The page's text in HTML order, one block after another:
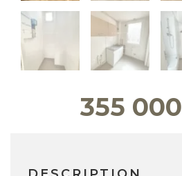
355 000